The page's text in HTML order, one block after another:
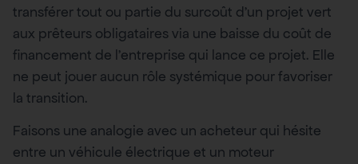
transférer tout ou partie du surcoût d’un projet vert
aux prêteurs obligataires via une baisse du coût de
financement de l’entreprise qui lance ce projet. Elle
ne peut jouer aucun rôle systémique pour favoriser
la transition.
Faisons une analogie avec un acheteur qui hésite
entre un véhicule électrique et un moteur